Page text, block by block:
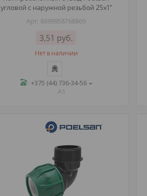
угловой с наружной резьбой 25х1"
8699958768869
3,51 руб.
Нет в наличии
+375 (44) 736-34-56
A1